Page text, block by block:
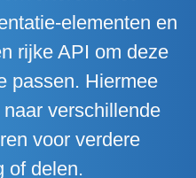
elementen en
rijke API om deze
passen. Hiermee
naar verschillende
voor verdere
of delen.